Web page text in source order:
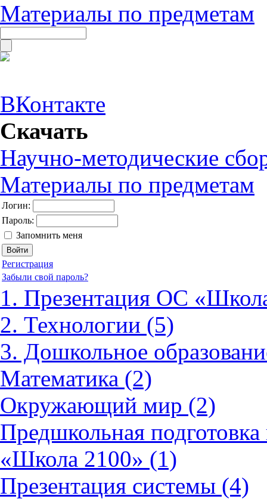
Материалы по предметам
ВКонтакте
Скачать
Научно-методические
Материалы по предметам
Логин:
Пароль:
Запомнить меня
Регистрация
Забыли свой пароль?
1. Презентация ОС
2. Технологии (5)
3. Дошкольное
Математика (2)
Окружающий мир (2)
Предшкольная
«Школа 2100» (1)
Презентация системы (4)